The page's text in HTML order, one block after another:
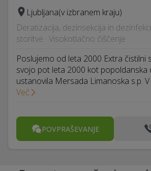
Ljubljana(v izbranem kraju)
Deratizacija, dezinsekcija in
storitve · Visokotlačno čiščenje
Poslujemo od leta 2000 Extra čistilni
svojo pot leta 2000 kot popoldanska
ustanovila Mersada Limanoska s.p.
Več
POVPRAŠEVANJE